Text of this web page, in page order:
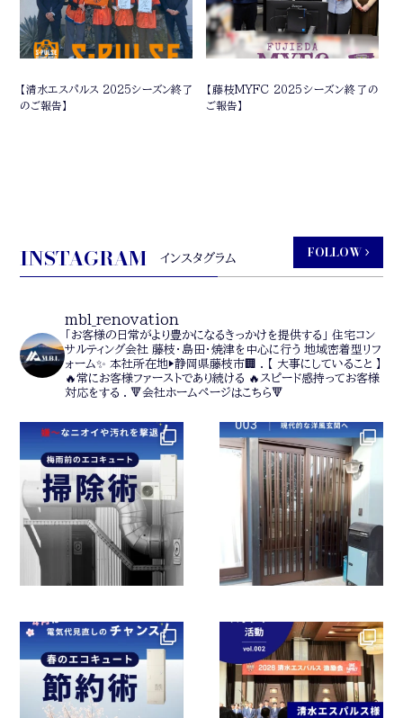
【清水エスパルス 2025シーズン終了
のご報告】
【藤枝MYFC 2025シーズン終了の
ご報告】
INSTAGRAM インスタグラム FOLLOW
mbl_renovation
「お客様の日常がより豊かになるきっかけを提供する」
住宅コン
サルティング会社 藤枝・島田・焼津を中心に行う 地域密着型リフ
ォーム✨ 本社所在地▶静岡県藤枝市🏢 .
【 大事にしていること 】
🔥常にお客様ファーストであり続ける 🔥スピード感持ってお客様
対応をする . 🔻会社ホームページはこちら🔻